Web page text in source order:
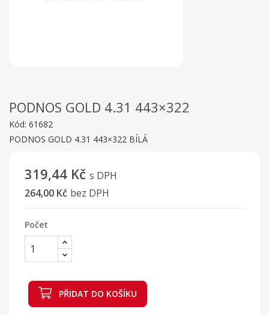
PODNOS GOLD 4.31 443×322
Kód: 61682
PODNOS GOLD 4.31 443×322 BÍLÁ
319,44 Kč s DPH
264,00 Kč bez DPH
Počet
PŘIDAT DO KOŠÍKU